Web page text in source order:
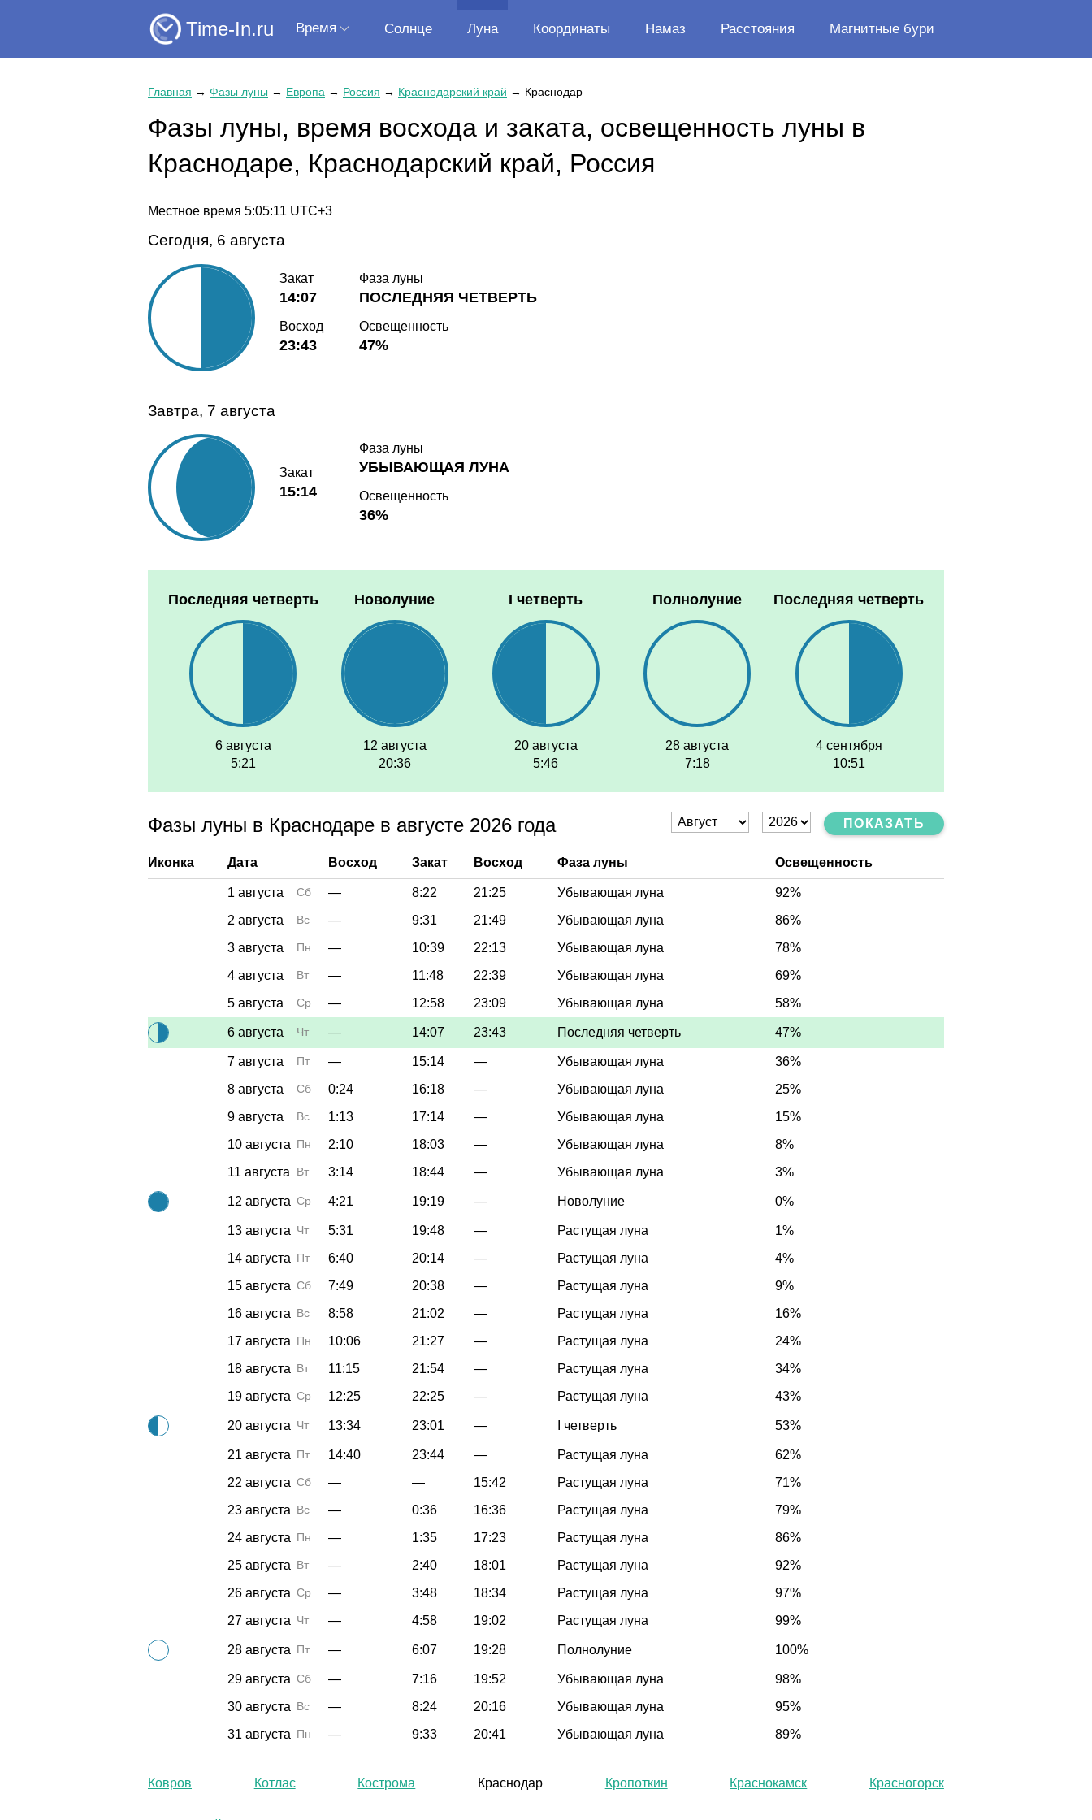
Time-In.ru Время Солнце Луна Координаты Намаз Расстояния Магнитные бури
Главная → Фазы луны → Европа → Россия → Краснодарский край → Краснодар
Фазы луны, время восхода и заката, освещенность луны в
Краснодаре, Краснодарский край, Россия
Местное время 5:05:11 UTC+3
Сегодня, 6 августа
Закат
14:07
Восход
23:43
Фаза луны
ПОСЛЕДНЯЯ ЧЕТВЕРТЬ
Освещенность
47%
Завтра, 7 августа
Закат
15:14
Фаза луны
УБЫВАЮЩАЯ ЛУНА
Освещенность
36%
Последняя четверть
6 августа
5:21
Новолуние
12 августа
20:36
I четверть
20 августа
5:46
Полнолуние
28 августа
7:18
Последняя четверть
4 сентября
10:51
Фазы луны в Краснодаре в августе 2026 года ПОКАЗАТЬ
Иконка Дата Восход Закат Восход Фаза луны Освещенность
1 августа Сб — 8:22 21:25 Убывающая луна
92%
2 августа
Вс — 9:31 21:49 Убывающая луна
86%
3 августа
Пн — 10:39 22:13 Убывающая луна
78%
4 августа
Вт — 11:48 22:39 Убывающая луна
69%
5 августа
Ср — 12:58 23:09 Убывающая луна 58%
6 августа Чт — 14:07 23:43 Последняя четверть 47%
7 августа Пт — 15:14 — Убывающая луна
36%
8 августа
Сб 0:24 16:18 — Убывающая луна
25%
9 августа
Вс 1:13 17:14 — Убывающая луна
15%
10 августа Пн 2:10 18:03 — Убывающая луна
8%
11 августа
Вт 3:14 18:44 — Убывающая луна 3%
12 августа Ср 4:21 19:19 — Новолуние 0%
13 августа Чт 5:31 19:48 — Растущая луна
1%
14 августа Пт 6:40 20:14 — Растущая луна
4%
15 августа Сб 7:49 20:38 — Растущая луна
9%
16 августа Вс 8:58 21:02 — Растущая луна
16%
17 августа Пн 10:06 21:27 — Растущая луна
24%
18 августа Вт 11:15 21:54 — Растущая луна
34%
19 августа Ср 12:25 22:25 — Растущая луна 43%
20 августа Чт 13:34 23:01 — I четверть 53%
21 августа Пт 14:40 23:44 — Растущая луна
62%
22 августа Сб — — 15:42 Растущая луна
71%
23 августа Вс — 0:36 16:36 Растущая луна
79%
24 августа Пн — 1:35 17:23 Растущая луна
86%
25 августа Вт — 2:40 18:01 Растущая луна
92%
26 августа Ср — 3:48 18:34 Растущая луна
97%
27 августа Чт — 4:58 19:02 Растущая луна 99%
28 августа Пт — 6:07 19:28 Полнолуние 100%
29 августа Сб — 7:16 19:52 Убывающая луна
98%
30 августа Вс — 8:24 20:16 Убывающая луна
95%
31 августа Пн — 9:33 20:41 Убывающая луна 89%
Ковров Котлас Кострома Краснодар Кропоткин Краснокамск Красногорск